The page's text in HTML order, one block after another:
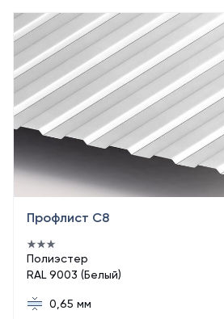
Профлист С8
Полиэстер
RAL 9003 (Белый)
0,65 мм